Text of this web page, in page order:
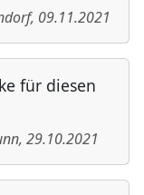
, 09.11.2021
für diesen
, 29.10.2021